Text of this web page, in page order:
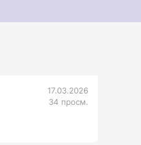
17.03.2026
34 просм.